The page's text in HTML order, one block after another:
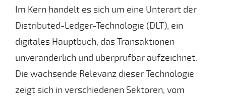
Im Kern handelt es sich um eine Unterart der
Distributed-Ledger-Technologie (DLT), ein
digitales Hauptbuch, das Transaktionen
unveränderlich und überprüfbar aufzeichnet.
Die wachsende Relevanz dieser Technologie
zeigt sich in verschiedenen Sektoren, vom